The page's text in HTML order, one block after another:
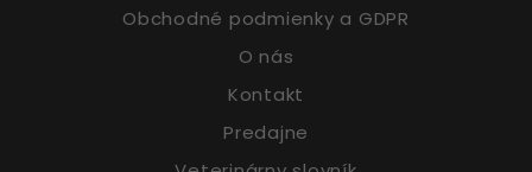
Obchodné podmienky a GDPR
O nás
Kontakt
Predajne